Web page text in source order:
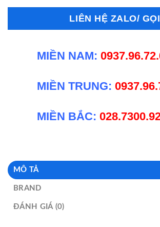
LIÊN HỆ ZALO/ GỌI
MIỀN NAM:
MIỀN TRUNG:
MIỀN BẮC:
MÔ TẢ
BRAND
ĐÁNH GIÁ (0)